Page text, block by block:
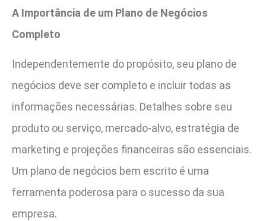
A Importância de um Plano de Negócios
Completo
Independentemente do propósito, seu plano de
negócios deve ser completo e incluir todas as
informações necessárias. Detalhes sobre seu
produto ou serviço, mercado-alvo, estratégia de
marketing e projeções financeiras são essenciais.
Um plano de negócios bem escrito é uma
ferramenta poderosa para o sucesso da sua
empresa.